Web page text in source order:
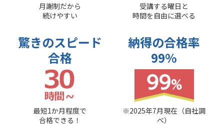
月謝制だから
続けやすい
受講する曜日と
時間を自由に選べる
驚きのスピード
合格
最短1か月程度で
合格できる！
納得の合格率
99%
※2025年7月現在（自社調
べ）